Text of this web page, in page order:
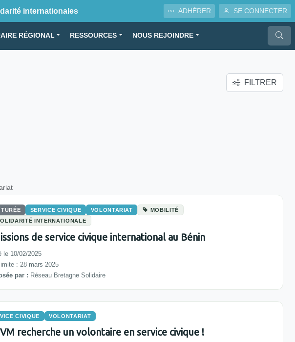
internationales ADHÉRER SE CONNECTER
RÉGIONAL RESSOURCES NOUS REJOINDRE
FILTRER
SERVICE CIVIQUE VOLONTARIAT
MOBILITÉ
INTERNATIONALE
de service civique international au Bénin
le 10/02/2025
: 28 mars 2025
par : Réseau Bretagne Solidaire
CIVIQUE VOLONTARIAT
recherche un volontaire en service civique !